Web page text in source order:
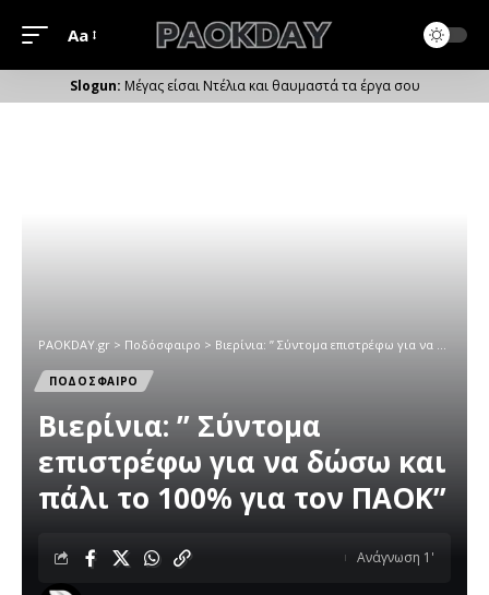
Μέγεθος
Γραμματοσειράς
Aa
Μέγας είσαι Ντέλια και θαυμαστά τα έργα σου
PAOKDAY.gr > Ποδόσφαιρο > Bιερίνια: ” Σύντομα επιστρέφω για να δώσω και πάλι το 100% για τον ΠΑΟΚ”
ΠΟΔΟΣΦΑΙΡΟ
Bιερίνια: ” Σύντομα
επιστρέφω για να δώσω και
πάλι το 100% για τον ΠΑΟΚ”
Ανάγνωση 1'